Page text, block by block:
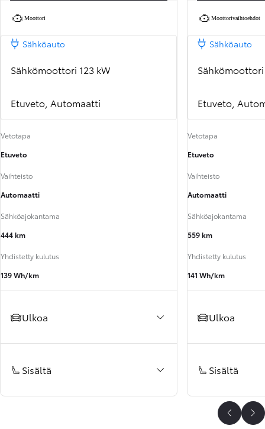
Moottori
Sähköauto
Sähkömoottori 123 kW
Etuveto, Automaatti
Vetotapa
Etuveto
Vaihteisto
Automaatti
Sähköajokantama
444 km
Yhdistetty kulutus
139 Wh/km
Ulkoa
Sisältä
Moottorivaihtoehdot
Sähköauto
Sähkömoottori
Etuveto,
Vetotapa
Etuveto
Vaihteisto
Automaatti
Sähköajokantama
559 km
Yhdistetty kulutus
141 Wh/km
Ulkoa
Sisältä